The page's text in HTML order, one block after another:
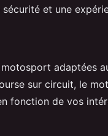
et une
adaptées
sur circuit, le
fonction de vos